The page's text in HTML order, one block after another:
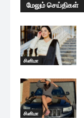
மேலும் செய்திகள்
சினிமா
சினிமா